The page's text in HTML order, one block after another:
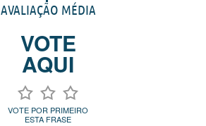
AVALIAÇÃO MÉDIA
VOTE
AQUI
VOTE POR PRIMEIRO
ESTA FRASE